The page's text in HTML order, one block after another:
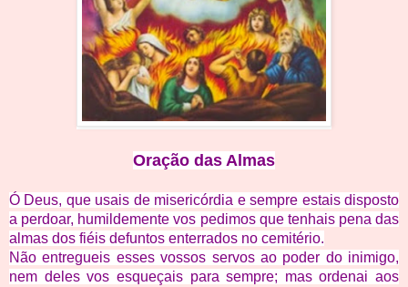
Oração das Almas
Ó Deus, que usais de misericórdia e sempre estais disposto
a perdoar, humildemente vos pedimos que tenhais pena das
almas dos fiéis defuntos enterrados no cemitério.
Não entregueis esses vossos servos ao poder do inimigo,
nem deles vos esqueçais para sempre; mas ordenai aos